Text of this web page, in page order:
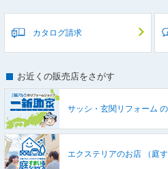
カタログ請求
お近くの販売店をさがす
サッシ・玄関リフォーム
エクステリアのお店（庭す